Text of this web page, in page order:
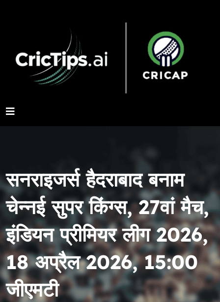
सनराइजर्स हैदराबाद बनाम
चेन्नई सुपर किंग्स, 27वां मैच,
इंडियन प्रीमियर लीग 2026,
18 अप्रैल 2026, 15:00
जीएमटी